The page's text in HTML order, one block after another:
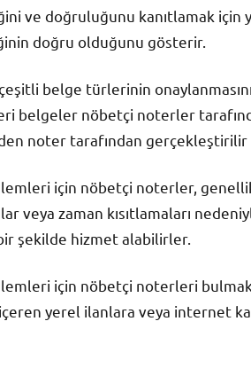
ve doğruluğunu kanıtlamak için
doğru olduğunu gösterir.
belge türlerinin
belgeler nöbetçi noterler
noter tarafından gerçekleştirilir
için nöbetçi noterler,
veya zaman kısıtlamaları
şekilde hizmet alabilirler.
için nöbetçi noterleri
yerel ilanlara veya internet